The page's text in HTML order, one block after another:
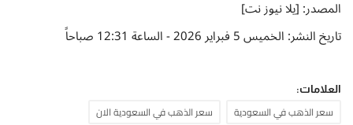
المصدر: [يلا نيوز نت]
تاريخ النشر: الخميس 5 فبراير 2026 - الساعة 12:31 صباحاً
العلامات:
سعر الذهب في السعودية
سعر الذهب في السعودية الان